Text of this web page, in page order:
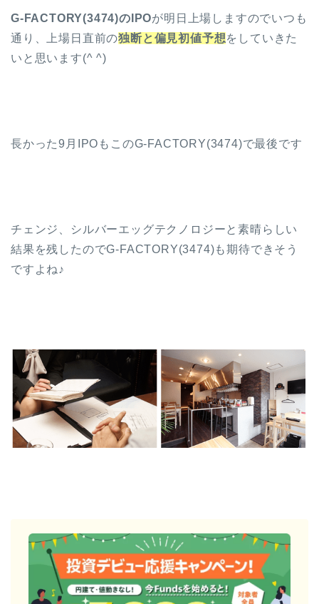
G-FACTORY(3474)のIPOが明日上場しますのでいつも
通り、上場日直前の独断と偏見初値予想をしていきた
いと思います(^ ^)
長かった9月IPOもこのG-FACTORY(3474)で最後です
チェンジ、シルバーエッグテクノロジーと素晴らしい
結果を残したのでG-FACTORY(3474)も期待できそう
ですよね♪